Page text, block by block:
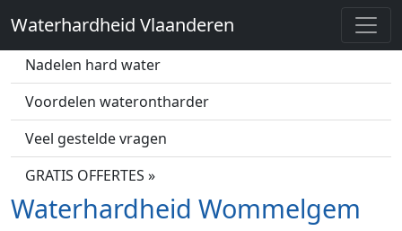
Waterhardheid Vlaanderen
Wat is hard water?
Nadelen hard water
Voordelen waterontharder
Veel gestelde vragen
GRATIS OFFERTES »
Waterhardheid Wommelgem